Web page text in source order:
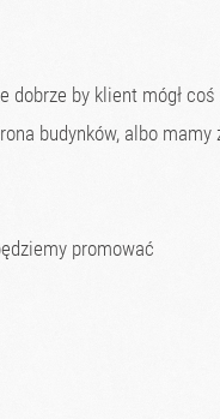
dobrze by klient mógł
budynków, albo mamy
promować